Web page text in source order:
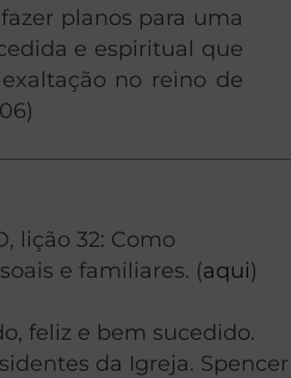
planos para uma
e espiritual que
no reino de
lição 32: Como
e familiares. (aqui)
feliz e bem sucedido.
da Igreja. Spencer